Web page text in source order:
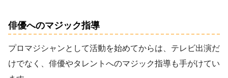
俳優へのマジック指導
プロマジシャンとして活動を始めてからは、テレビ出演だ
けでなく、俳優やタレントへのマジック指導も手がけてい